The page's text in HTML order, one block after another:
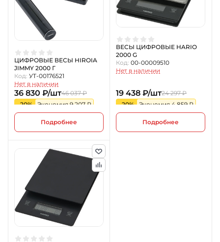
ЦИФРОВЫЕ ВЕСЫ HIROIA
JIMMY 2000 Г
Код: УТ-00176521
Нет в наличии
36 830 ₽/шт46 037 ₽
-20%
Экономия 9 207 ₽
Подробнее
ВЕСЫ ЦИФРОВЫЕ HARIO
2000 G
Код: 00-00009510
Нет в наличии
19 438 ₽/шт24 297 ₽
-20%
Экономия 4 859 ₽
Подробнее